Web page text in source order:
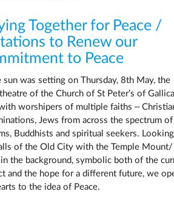
Together for Peace /
to Renew our
to Peace
sun was setting on Thursday, 8th May, the
of the Church of St Peter’s of
worshipers of multiple faiths –
Jews from across the spectrum
Buddhists and spiritual seekers.
of the Old City with the Temple Mount/
the background, symbolic both of the
and the hope for a different future, we
to the idea of Peace.